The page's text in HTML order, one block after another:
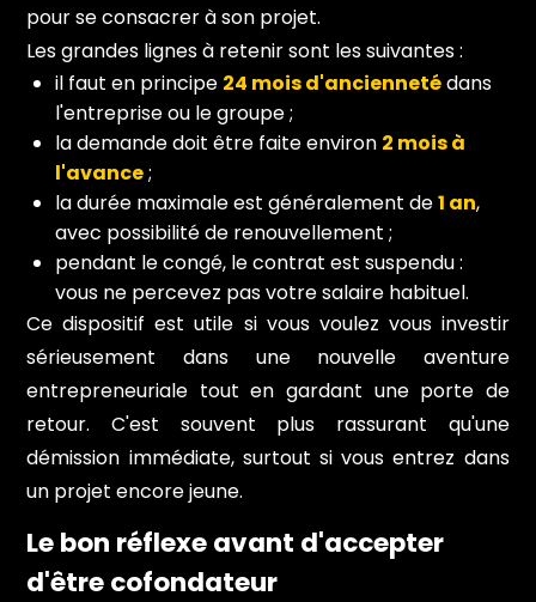
pour se consacrer à son projet.
Les grandes lignes à retenir sont les suivantes :
il faut en principe 24 mois d'anciennetédans
l'entreprise ou le groupe ;
la demande doit être faite environ 2 mois à
l'avance;
la durée maximale est généralement de1 an,
avec possibilité de renouvellement ;
pendant le congé, le contrat est suspendu :
vous ne percevez pas votre salaire habituel.
Ce dispositif est utile si vous voulez vous investir
sérieusement dans une nouvelle aventure
entrepreneuriale tout en gardant une porte de
retour. C'est souvent plus rassurant qu'une
démission immédiate, surtout si vous entrez dans
un projet encore jeune.
Le bon réflexe avant d'accepter
d'être cofondateur